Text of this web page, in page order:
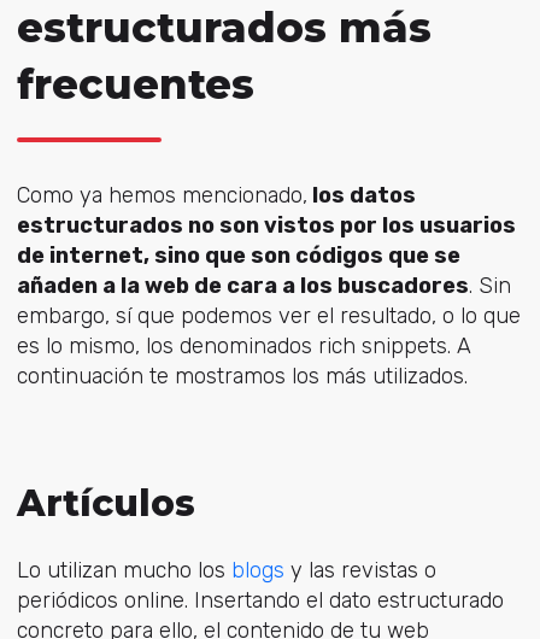
estructurados más
frecuentes
Como ya hemos mencionado, los datos
estructurados no son vistos por los usuarios
de internet, sino que son códigos que se
añaden a la web de cara a los buscadores. Sin
embargo, sí que podemos ver el resultado, o lo que
es lo mismo, los denominados rich snippets. A
continuación te mostramos los más utilizados.
Artículos
Lo utilizan mucho los blogs y las revistas o
periódicos online. Insertando el dato estructurado
concreto para ello, el contenido de tu web